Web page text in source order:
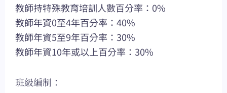
教師持特殊教育培訓人數百分率：0%
教師年資0至4年百分率：40%
教師年資5至9年百分率：30%
教師年資10年或以上百分率：30%
班級編制：